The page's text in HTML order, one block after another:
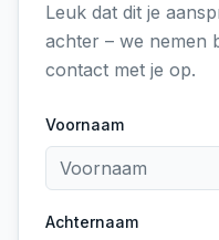
Leuk dat dit je
achter – we nemen
contact met je op.
Voornaam
Achternaam